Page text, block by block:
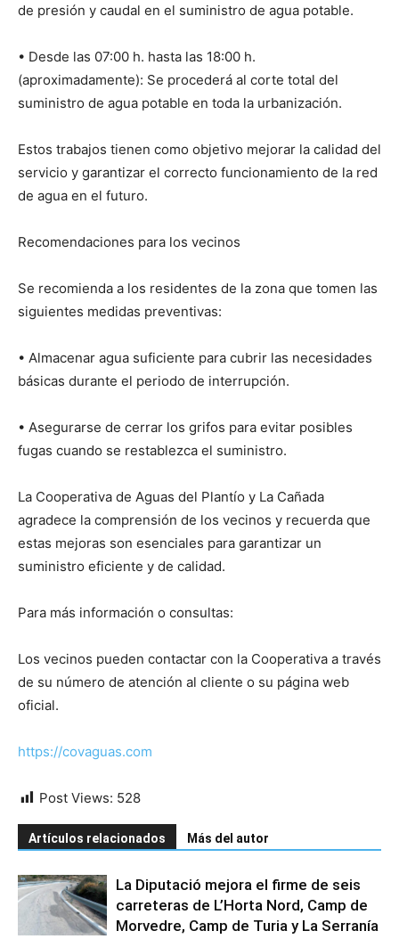
de presión y caudal en el suministro de agua potable.
• Desde las 07:00 h. hasta las 18:00 h.
(aproximadamente): Se procederá al corte total del
suministro de agua potable en toda la urbanización.
Estos trabajos tienen como objetivo mejorar la calidad del
servicio y garantizar el correcto funcionamiento de la red
de agua en el futuro.
Recomendaciones para los vecinos
Se recomienda a los residentes de la zona que tomen las
siguientes medidas preventivas:
• Almacenar agua suficiente para cubrir las necesidades
básicas durante el periodo de interrupción.
• Asegurarse de cerrar los grifos para evitar posibles
fugas cuando se restablezca el suministro.
La Cooperativa de Aguas del Plantío y La Cañada
agradece la comprensión de los vecinos y recuerda que
estas mejoras son esenciales para garantizar un
suministro eficiente y de calidad.
Para más información o consultas:
Los vecinos pueden contactar con la Cooperativa a través
de su número de atención al cliente o su página web
oficial.
https://covaguas.com
Post Views: 528
Artículos relacionados Más del autor
La Diputació mejora el firme de seis
carreteras de L’Horta Nord, Camp de
Morvedre, Camp de Turia y La Serranía